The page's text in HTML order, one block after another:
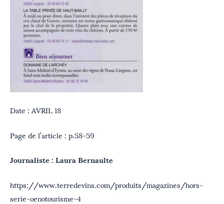
Date : AVRIL 18
Page de l’article : p.58-59
Journaliste : Laura Bernaulte
https://www.terredevins.com/produits/magazines/hors-
serie-oenotourisme-4